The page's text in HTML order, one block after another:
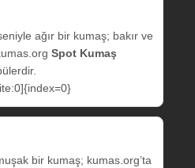
ağır bir kumaş; bakır ve
Spot Kumaş
bir kumaş; kumas.org’ta